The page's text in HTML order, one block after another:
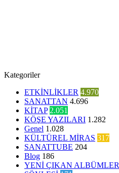
Kategoriler
ETKİNLİKLER 4.970
SANATTAN 4.696
KİTAP 2.051
KÖŞE YAZILARI 1.282
Genel 1.028
KÜLTÜREL MİRAS 317
SANATTUBE 204
Blog 186
YENİ ÇIKAN ALBÜMLER